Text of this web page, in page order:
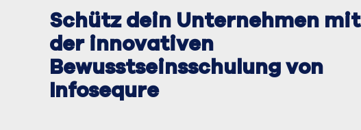
Schütz dein Unternehmen mit
der innovativen
Bewusstseinsschulung von
Infosequre